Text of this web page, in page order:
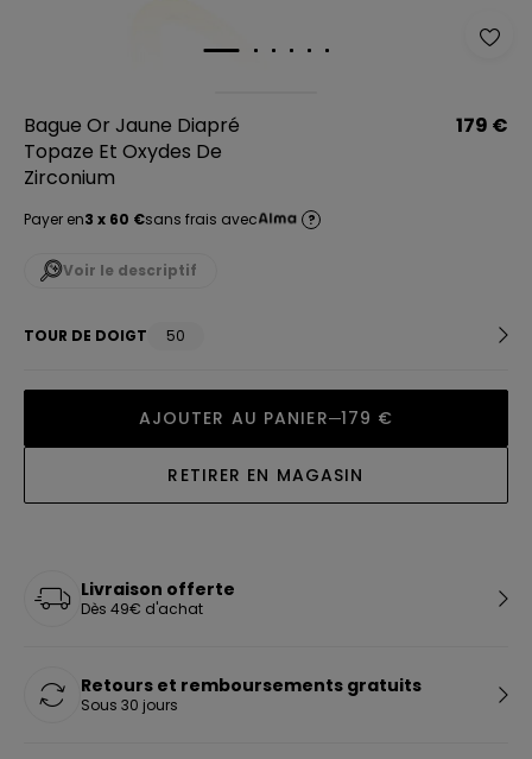
Bague Or Jaune Diapré
Topaze Et Oxydes De
Zirconium
179 €
Payer en3 x 60 €sans frais avec ?
Voir le descriptif
TOUR DE DOIGT 50
AJOUTER AU PANIER 179 €
RETIRER EN MAGASIN
Livraison offerte
Dès 49€ d'achat
Retours et remboursements gratuits
Sous 30 jours